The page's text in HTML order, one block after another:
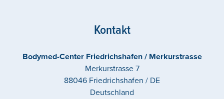
Kontakt
Bodymed-Center Friedrichshafen / Merkurstrasse
Merkurstrasse 7
88046 Friedrichshafen / DE
Deutschland